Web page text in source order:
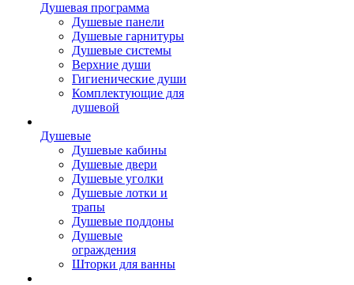
Душевая программа
Душевые панели
Душевые гарнитуры
Душевые системы
Верхние души
Гигиенические души
Комплектующие для
душевой
Душевые
Душевые кабины
Душевые двери
Душевые уголки
Душевые лотки и
трапы
Душевые поддоны
Душевые
ограждения
Шторки для ванны